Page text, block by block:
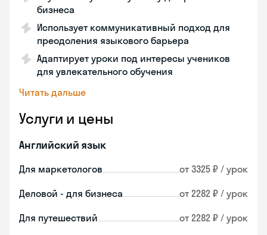
бизнеса
Использует коммуникативный подход для
преодоления языкового барьера
Адаптирует уроки под интересы учеников
для увлекательного обучения
Читать дальше
Услуги и цены
Английский язык
Для маркетологов от 3325 ₽ / урок
Деловой - для бизнеса от 2282 ₽ / урок
Для путешествий от 2282 ₽ / урок